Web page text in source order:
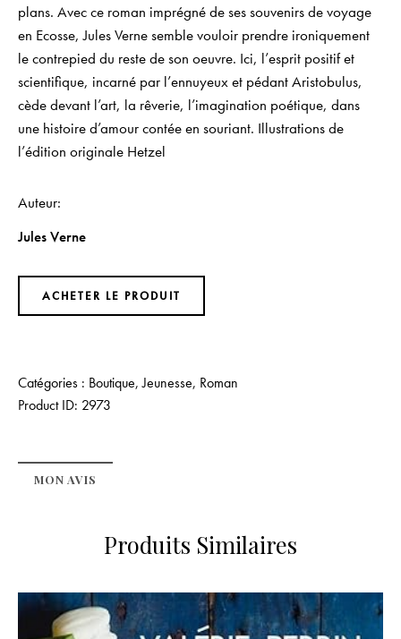
plans. Avec ce roman imprégné de ses souvenirs de voyage
en Ecosse, Jules Verne semble vouloir prendre ironiquement
le contrepied du reste de son oeuvre. Ici, l’esprit positif et
scientifique, incarné par l’ennuyeux et pédant Aristobulus,
cède devant l’art, la rêverie, l’imagination poétique, dans
une histoire d’amour contée en souriant. Illustrations de
l’édition originale Hetzel
Auteur
Jules Verne
ACHETER LE PRODUIT
Catégories : Boutique,Jeunesse, Roman
Product ID: 2973
MON AVIS
Produits Similaires